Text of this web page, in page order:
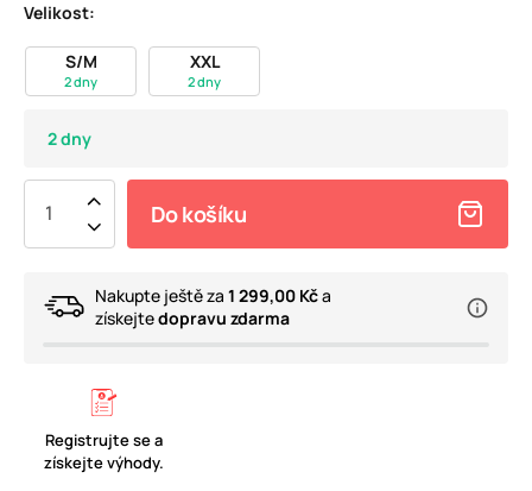
Velikost:
S/M
2 dny
XXL
2 dny
2 dny
Do košíku
Nakupte ještě za 1 299,00 Kča
získejtedopravu zdarma
Registrujte se a
získejte výhody.